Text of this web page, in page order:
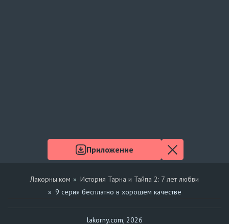
Лакорны.ком
История Тарна и Тайпа 2: 7 лет любви
9 серия бесплатно в хорошем качестве
lakorny.com, 2026
Приложение